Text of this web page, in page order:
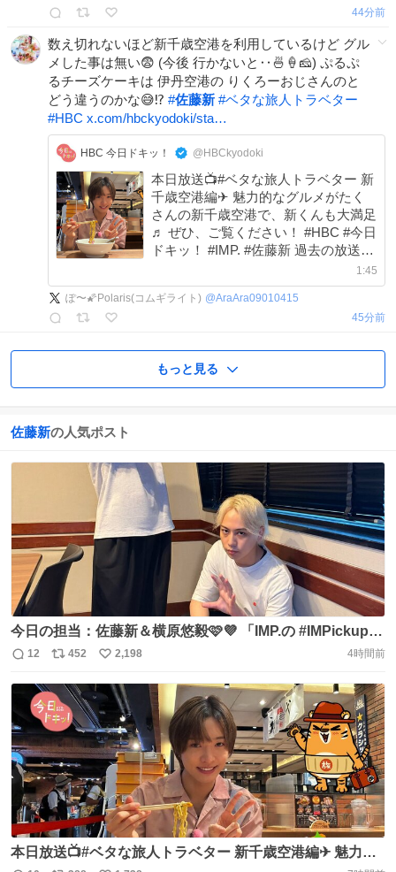
44分前
数え切れないほど新千歳空港を利用しているけど グル
メした事は無い😨 (今後 行かないと‥🍜🍦🧀) ぷるぷ
るチーズケーキは 伊丹空港の りくろーおじさんのと
どう違うのかな😅⁉️ #佐藤新 #ベタな旅人トラベター
#HBC x.com/hbckyodoki/sta…
HBC 今日ドキッ！ @HBCkyodoki
本日放送📺#ベタな旅人トラベター 新
千歳空港編✈ 魅力的なグルメがたく
さんの新千歳空港で、新くんも大満足
♬ ぜひ、ご覧ください！ #HBC #今日
ドキッ！ #IMP. #佐藤新 過去の放送は
1:45
ぽ〜🌠Polaris(コムギライト) @AraAra09010415
45分前
もっと見る
佐藤新の人気ポスト
今日の担当：佐藤新＆横原悠毅🩷💜 「IMP.の #IMPickup」
今日も放送！📡 8月6日、今日はなんの日でしょう？？ #佐
て大活躍した、 あの方の誕生日🎊⚾ 📻
https://t.co/Q7TSXDHwXy #IMP. @_7mp_official_
#TOKYOFM #JFN https://t.co/vP2tspchcI
返
信
12
リ
ポ
ス
ト
数
452
い
い
ね
数
2,198 4時間前
本日放送📺#ベタな旅人トラベター 新千歳空港編✈ 魅力的